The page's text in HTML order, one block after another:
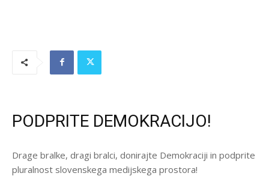
PODPRITE DEMOKRACIJO!
Drage bralke, dragi bralci, donirajte Demokraciji in podprite
pluralnost slovenskega medijskega prostora!